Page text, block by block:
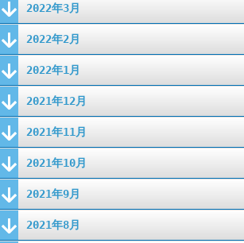
2022年3月
2022年2月
2022年1月
2021年12月
2021年11月
2021年10月
2021年9月
2021年8月